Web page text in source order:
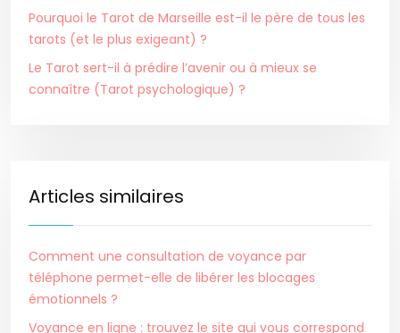
Pourquoi le Tarot de Marseille est-il le père de tous les
tarots (et le plus exigeant) ?
Le Tarot sert-il à prédire l’avenir ou à mieux se
connaître (Tarot psychologique) ?
Articles similaires
Comment une consultation de voyance par
téléphone permet-elle de libérer les blocages
émotionnels ?
Voyance en ligne : trouvez le site qui vous correspond